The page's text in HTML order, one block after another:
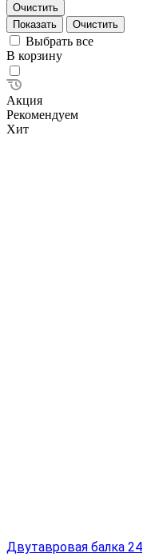
Очистить
Очистить
Выбрать все
В корзину
Акция
Рекомендуем
Хит
Двутавровая балка 24